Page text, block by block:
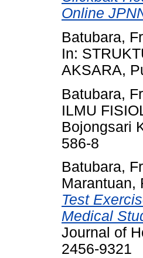
Online
Batubara,
In:
AKSARA,
Batubara,
ILMU
Bojongsari
586-8
Batubara,
Marantuan,
Test
Medical
Journal of
2456-9321